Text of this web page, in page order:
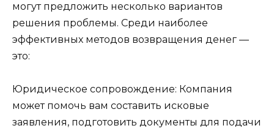
могут предложить несколько вариантов
решения проблемы. Среди наиболее
эффективных методов возвращения денег —
это:
Юридическое сопровождение: Компания
может помочь вам составить исковые
заявления, подготовить документы для подачи